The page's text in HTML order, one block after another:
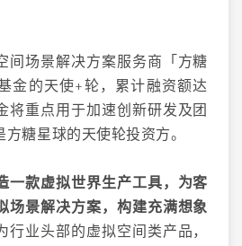
间场景解决方案服务商「方糖
金的天使+轮，累计融资额达
将重点用于加速创新研发及团
糖星球的天使轮投资方。
一款虚拟世界生产工具，为客
场景解决方案，构建充满想象
行业头部的虚拟空间类产品，